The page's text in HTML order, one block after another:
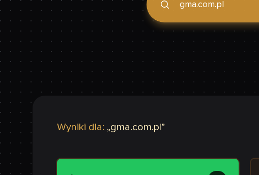
Wyniki dla: „gma.com.pl ”